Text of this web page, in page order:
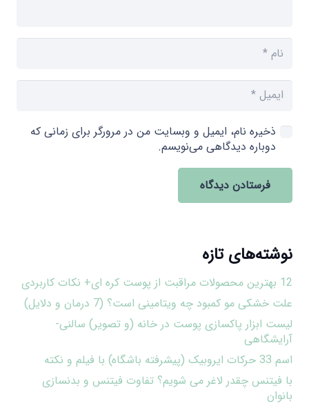
ذخیره نام، ایمیل و وبسایت من در مرورگر برای زمانی که
دوباره دیدگاهی می‌نویسم.
فرستادن دیدگاه
نوشته‌های تازه
12 بهترین محصولات مراقبت از پوست کره ای+ نکات کاربردی
علت خشکی مو کمبود چه ویتامینی است؟ (7 درمان و دلایل)
لیست ابزار پاکسازی پوست در خانه (و تصویر) سالنی-
آرایشگاهی
اسم 33 حرکات ایروبیک (پیشرفته باشگاه) با فیلم و نکته
با فیتنس چقدر لاغر می شویم؟ تفاوت فیتنس و بدنسازی
بانوان